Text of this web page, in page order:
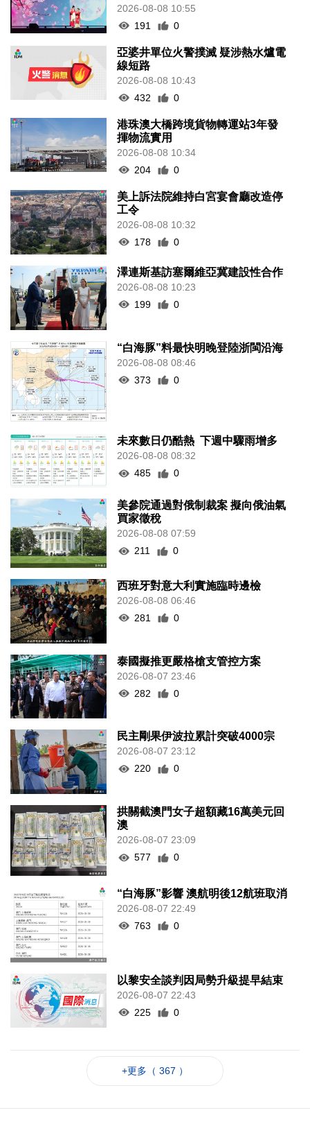
2026-08-08 10:55
191
0
亞婆井單位火警撲滅 疑涉熱水爐電
線短路
2026-08-08 10:43
432
0
港珠澳大橋跨境貨物轉運站3年發
揮物流實用
2026-08-08 10:34
204
0
美上訴法院維持白宮宴會廳改造停
工令
2026-08-08 10:32
178
0
澤連斯基訪塞爾維亞冀建設性合作
2026-08-08 10:23
199
0
“白海豚”料最快明晚登陸浙閩沿海
2026-08-08 08:46
373
0
未來數日仍酷熱 下週中驟雨增多
2026-08-08 08:32
485
0
美參院通過對俄制裁案 擬向俄油氣
買家徵稅
2026-08-08 07:59
211
0
西班牙對意大利實施臨時邊檢
2026-08-08 06:46
281
0
泰國擬推更嚴格槍支管控方案
2026-08-07 23:46
282
0
民主剛果伊波拉累計突破4000宗
2026-08-07 23:12
220
0
拱關截澳門女子超額藏16萬美元回
澳
2026-08-07 23:09
577
0
“白海豚”影響 澳航明後12航班取消
2026-08-07 22:49
763
0
以黎安全談判因局勢升級提早結束
2026-08-07 22:43
225
0
+更多（ 367 ）